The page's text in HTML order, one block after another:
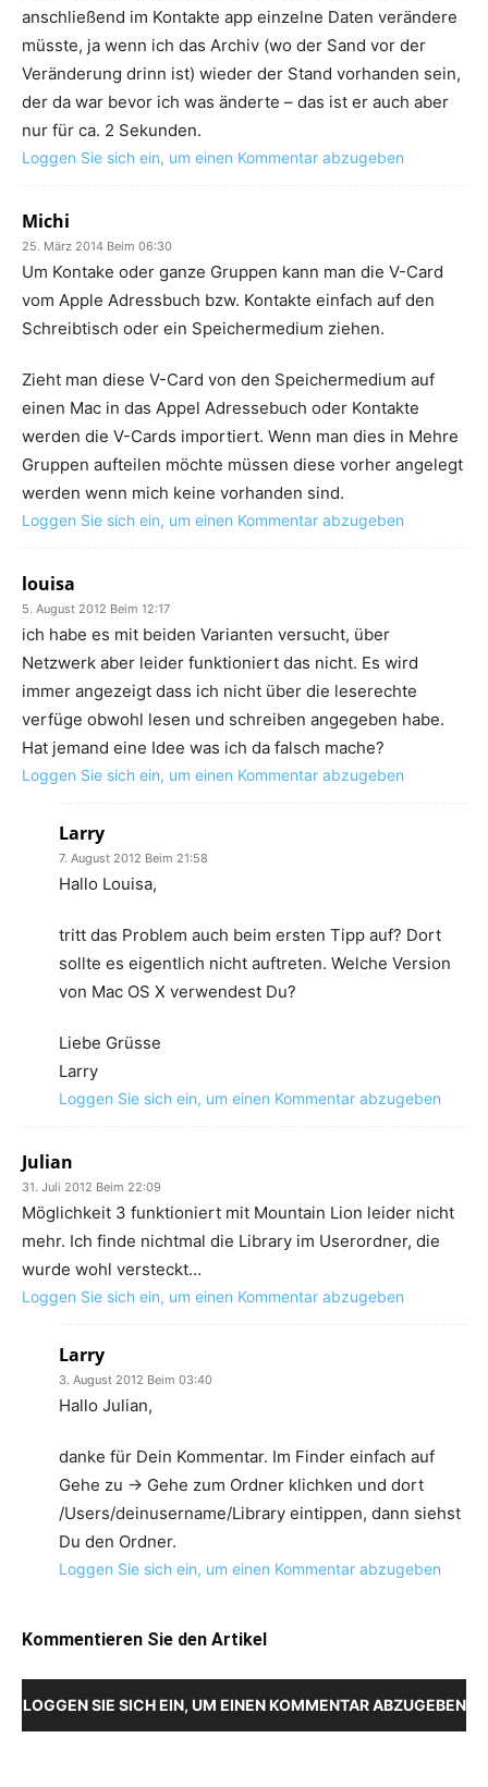
anschließend im Kontakte app einzelne Daten verändere
müsste, ja wenn ich das Archiv (wo der Sand vor der
Veränderung drinn ist) wieder der Stand vorhanden sein,
der da war bevor ich was änderte – das ist er auch aber
nur für ca. 2 Sekunden.
Loggen Sie sich ein, um einen Kommentar abzugeben
Michi
25. März 2014 Beim 06:30
Um Kontake oder ganze Gruppen kann man die V-Card
vom Apple Adressbuch bzw. Kontakte einfach auf den
Schreibtisch oder ein Speichermedium ziehen.
Zieht man diese V-Card von den Speichermedium auf
einen Mac in das Appel Adressebuch oder Kontakte
werden die V-Cards importiert. Wenn man dies in Mehre
Gruppen aufteilen möchte müssen diese vorher angelegt
werden wenn mich keine vorhanden sind.
Loggen Sie sich ein, um einen Kommentar abzugeben
louisa
5. August 2012 Beim 12:17
ich habe es mit beiden Varianten versucht, über
Netzwerk aber leider funktioniert das nicht. Es wird
immer angezeigt dass ich nicht über die leserechte
verfüge obwohl lesen und schreiben angegeben habe.
Hat jemand eine Idee was ich da falsch mache?
Loggen Sie sich ein, um einen Kommentar abzugeben
Larry
7. August 2012 Beim 21:58
Hallo Louisa,
tritt das Problem auch beim ersten Tipp auf? Dort
sollte es eigentlich nicht auftreten. Welche Version
von Mac OS X verwendest Du?
Liebe Grüsse
Larry
Loggen Sie sich ein, um einen Kommentar abzugeben
Julian
31. Juli 2012 Beim 22:09
Möglichkeit 3 funktioniert mit Mountain Lion leider nicht
mehr. Ich finde nichtmal die Library im Userordner, die
wurde wohl versteckt…
Loggen Sie sich ein, um einen Kommentar abzugeben
Larry
3. August 2012 Beim 03:40
Hallo Julian,
danke für Dein Kommentar. Im Finder einfach auf
Gehe zu -> Gehe zum Ordner klichken und dort
/Users/deinusername/Library eintippen, dann siehst
Du den Ordner.
Loggen Sie sich ein, um einen Kommentar abzugeben
Kommentieren Sie den Artikel
LOGGEN SIE SICH EIN, UM EINEN KOMMENTAR ABZUGEBEN